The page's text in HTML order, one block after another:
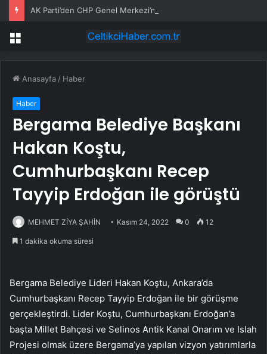
Menü
Anasayfa / Haber
Haber
Bergama Belediye Başkanı
Hakan Koştu,
Cumhurbaşkanı Recep
Tayyip Erdoğan ile görüştü
MEHMET ZİYA ŞAHİN Kasım 24, 2022 0 12
1 dakika okuma süresi
Bergama Belediye Lideri Hakan Koştu, Ankara’da
Cumhurbaşkanı Recep Tayyip Erdoğan ile bir görüşme
gerçekleştirdi. Lider Koştu, Cumhurbaşkanı Erdoğan’a
başta Millet Bahçesi ve Selinos Antik Kanal Onarım ve Islah
Projesi olmak üzere Bergama’ya yapılan vizyon yatırımlarla